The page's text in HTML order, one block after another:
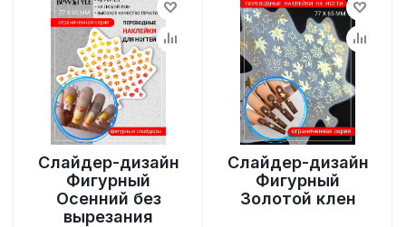
Слайдер-дизайн
Фигурный
Осенний без
вырезания
Слайдер-дизайн
Фигурный
Золотой клен